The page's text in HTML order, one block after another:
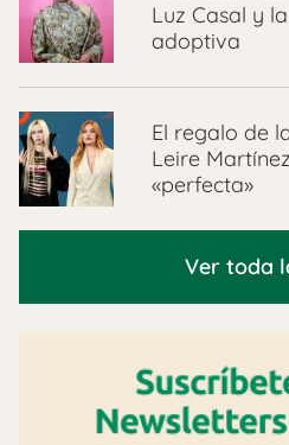
Luz Casal y
adoptiva
El regalo de
Leire
«perfecta»
Ver toda